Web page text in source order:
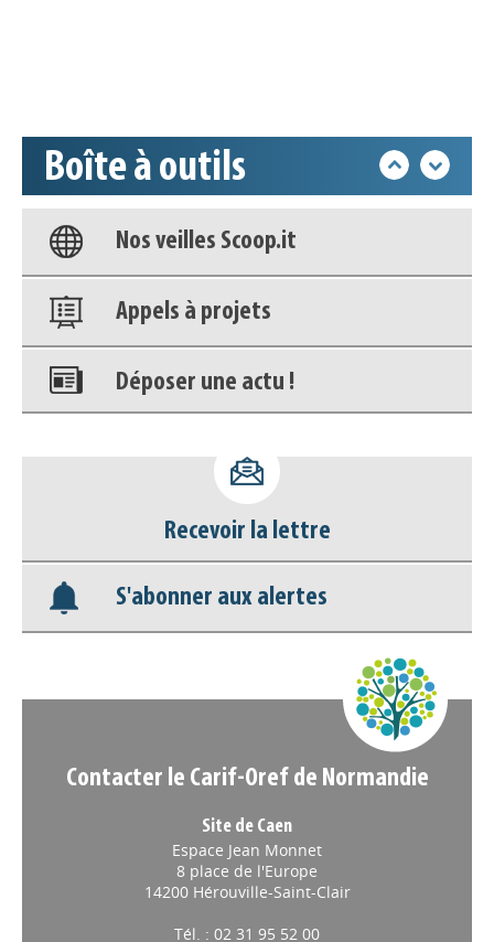
Boîte à outils
Base documentaire
Nos veilles Scoop.it
Appels à projets
Déposer une actu !
déconnecter)
Base documentaire
Nos veilles Scoop.it
Recevoir la lettre
S'abonner aux alertes
Contacter le Carif-Oref de Normandie
Site de Caen
Espace Jean Monnet
8 place de l'Europe
14200 Hérouville-Saint-Clair
Tél. : 02 31 95 52 00